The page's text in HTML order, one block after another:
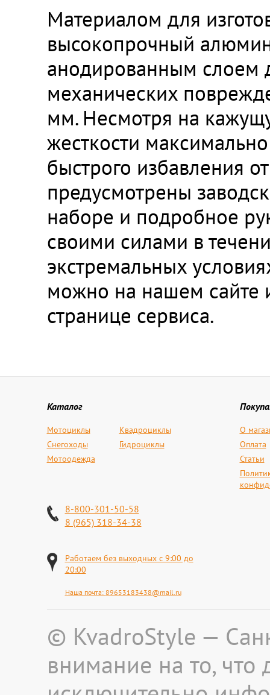
Материалом для
высокопрочный
анодированным слоем
механических
мм. Несмотря на
жесткости
быстрого избавления
предусмотрены
наборе и подробное
своими силами в
экстремальных
можно на нашем сайте
странице сервиса.
Каталог
Мотоциклы
Квадроциклы
Снегоходы
Гидроциклы
Мотоодежда
О
Оплата
Статьи
8-800-301-50-58
8 (965) 318-34-38
Работаем без выходных с 9:00 до
20:00
Наша почта: 89653183438@mail.ru
© KvadroStyle —
внимание на то, что